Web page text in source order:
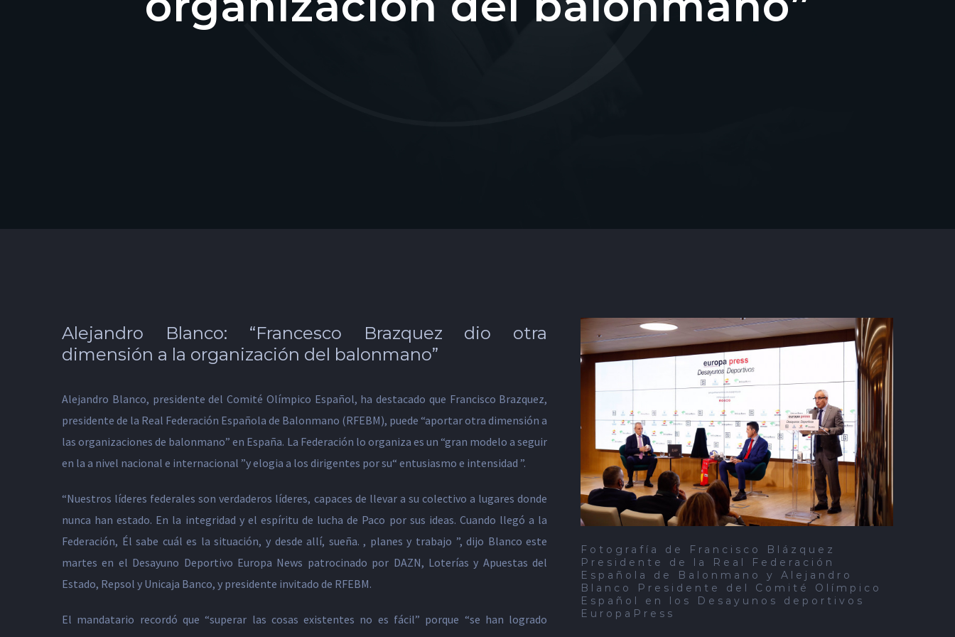
Alejandro Blanco: “Francesco Brazquez dio otra
dimensión a la organización del balonmano”
Alejandro Blanco, presidente del Comité Olímpico Español, ha destacado que Francisco Brazquez,
presidente de la Real Federación Española de Balonmano (RFEBM), puede “aportar otra dimensión a
las organizaciones de balonmano” en España. La Federación lo organiza es un “gran modelo a seguir
en la a nivel nacional e internacional ”y elogia a los dirigentes por su“ entusiasmo e intensidad ”.
“Nuestros líderes federales son verdaderos líderes, capaces de llevar a su colectivo a lugares donde
nunca han estado. En la integridad y el espíritu de lucha de Paco por sus ideas. Cuando llegó a la
Federación, Él sabe cuál es la situación, y desde allí, sueña. , planes y trabajo ”, dijo Blanco este
martes en el Desayuno Deportivo Europa News patrocinado por DAZN, Loterías y Apuestas del
Estado, Repsol y Unicaja Banco, y presidente invitado de RFEBM.
El mandatario recordó que “superar las cosas existentes no es fácil” porque “se han logrado
Fotografía de Francisco Blázquez
Presidente de la Real Federación
Española de Balonmano y Alejandro
Blanco Presidente del Comité Olímpico
Español en los Desayunos deportivos
EuropaPress